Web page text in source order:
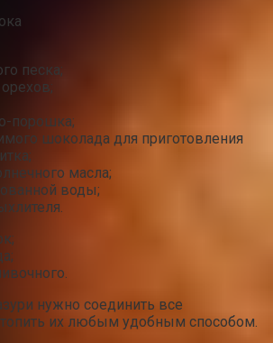
песка;
порошка;
шоколада для приготовления
масла;
воды;
нужно соединить все
их любым удобным способом.